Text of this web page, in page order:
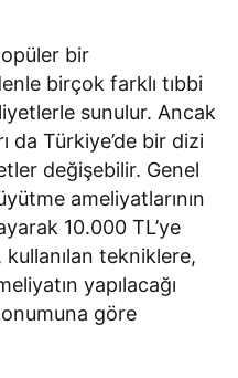
bir
birçok farklı tıbbi
sunulur. Ancak
da Türkiye’de bir dizi
değişebilir. Genel
ameliyatlarının
10.000 TL’ye
tekniklere,
yapılacağı
göre